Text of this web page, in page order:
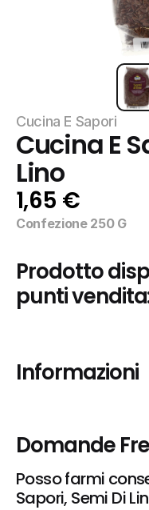
Cucina E Sapori
Cucina E
Lino
1,65 €
Confezione 250 G
Prodotto
punti
Informazioni
Domande
Posso farmi
Sapori, Semi Di